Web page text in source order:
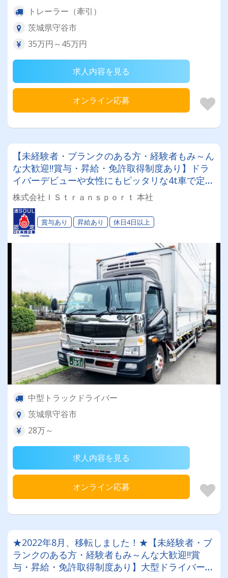
トレーラー（牽引）
茨城県守谷市
35万円～45万円
求人内容を見る
オンライン応募
【未経験者・ブランクのある方・経験者もみ～ん
な大歓迎‼賞与・昇給・免許取得制度あり】ドラ
イバーデビューや女性にもピッタリな4t車で定期
便配送！30代～50代の男女27名活躍中♫夜は家族
でゆっくり⇒『日勤』渋滞ストレス0⇒『夜勤』
あなたはどっち⁉◎
株式会社ＩＳｔｒａｎｓｐｏｒｔ 本社
賞与あり 昇給あり 休日4日以上
中型トラックドライバー
茨城県守谷市
28万～
求人内容を見る
オンライン応募
★2022年8月、移転しました！★【未経験者・ブ
ランクのある方・経験者もみ～んな大歓迎‼賞
与・昇給・免許取得制度あり】大型ドライバー募